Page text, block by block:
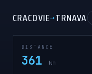
CRACOVIE→TRNAVA
DISTANCE
361 km